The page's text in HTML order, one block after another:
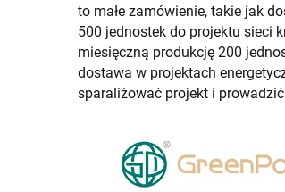
to małe zamówienie, takie jak
500 jednostek do projektu sieci
miesięczną produkcję 200
dostawa w projektach
sparaliżować projekt i